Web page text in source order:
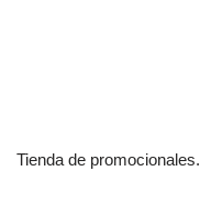
Tienda de promocionales.